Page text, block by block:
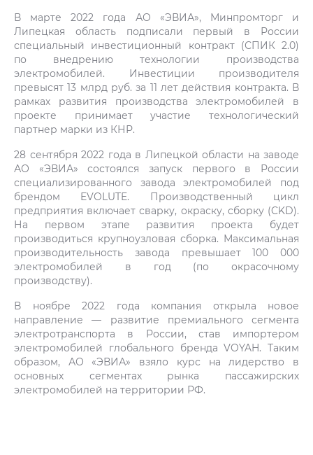
В марте 2022 года АО «ЭВИА», Минпромторг и
Липецкая область подписали первый в России
специальный инвестиционный контракт (СПИК 2.0)
по внедрению технологии производства
электромобилей. Инвестиции производителя
превысят 13 млрд руб. за 11 лет действия контракта. В
рамках развития производства электромобилей в
проекте принимает участие технологический
партнер марки из КНР.
28 сентября 2022 года в Липецкой области на заводе
АО «ЭВИА» состоялся запуск первого в России
специализированного завода электромобилей под
брендом EVOLUTE. Производственный цикл
предприятия включает сварку, окраску, сборку (CKD).
На первом этапе развития проекта будет
производиться крупноузловая сборка. Максимальная
производительность завода превышает 100 000
электромобилей в год (по окрасочному
производству).
В ноябре 2022 года компания открыла новое
направление — развитие премиального сегмента
электротранспорта в России, став импортером
электромобилей глобального бренда VOYAH. Таким
образом, АО «ЭВИА» взяло курс на лидерство в
основных сегментах рынка пассажирских
электромобилей на территории РФ.